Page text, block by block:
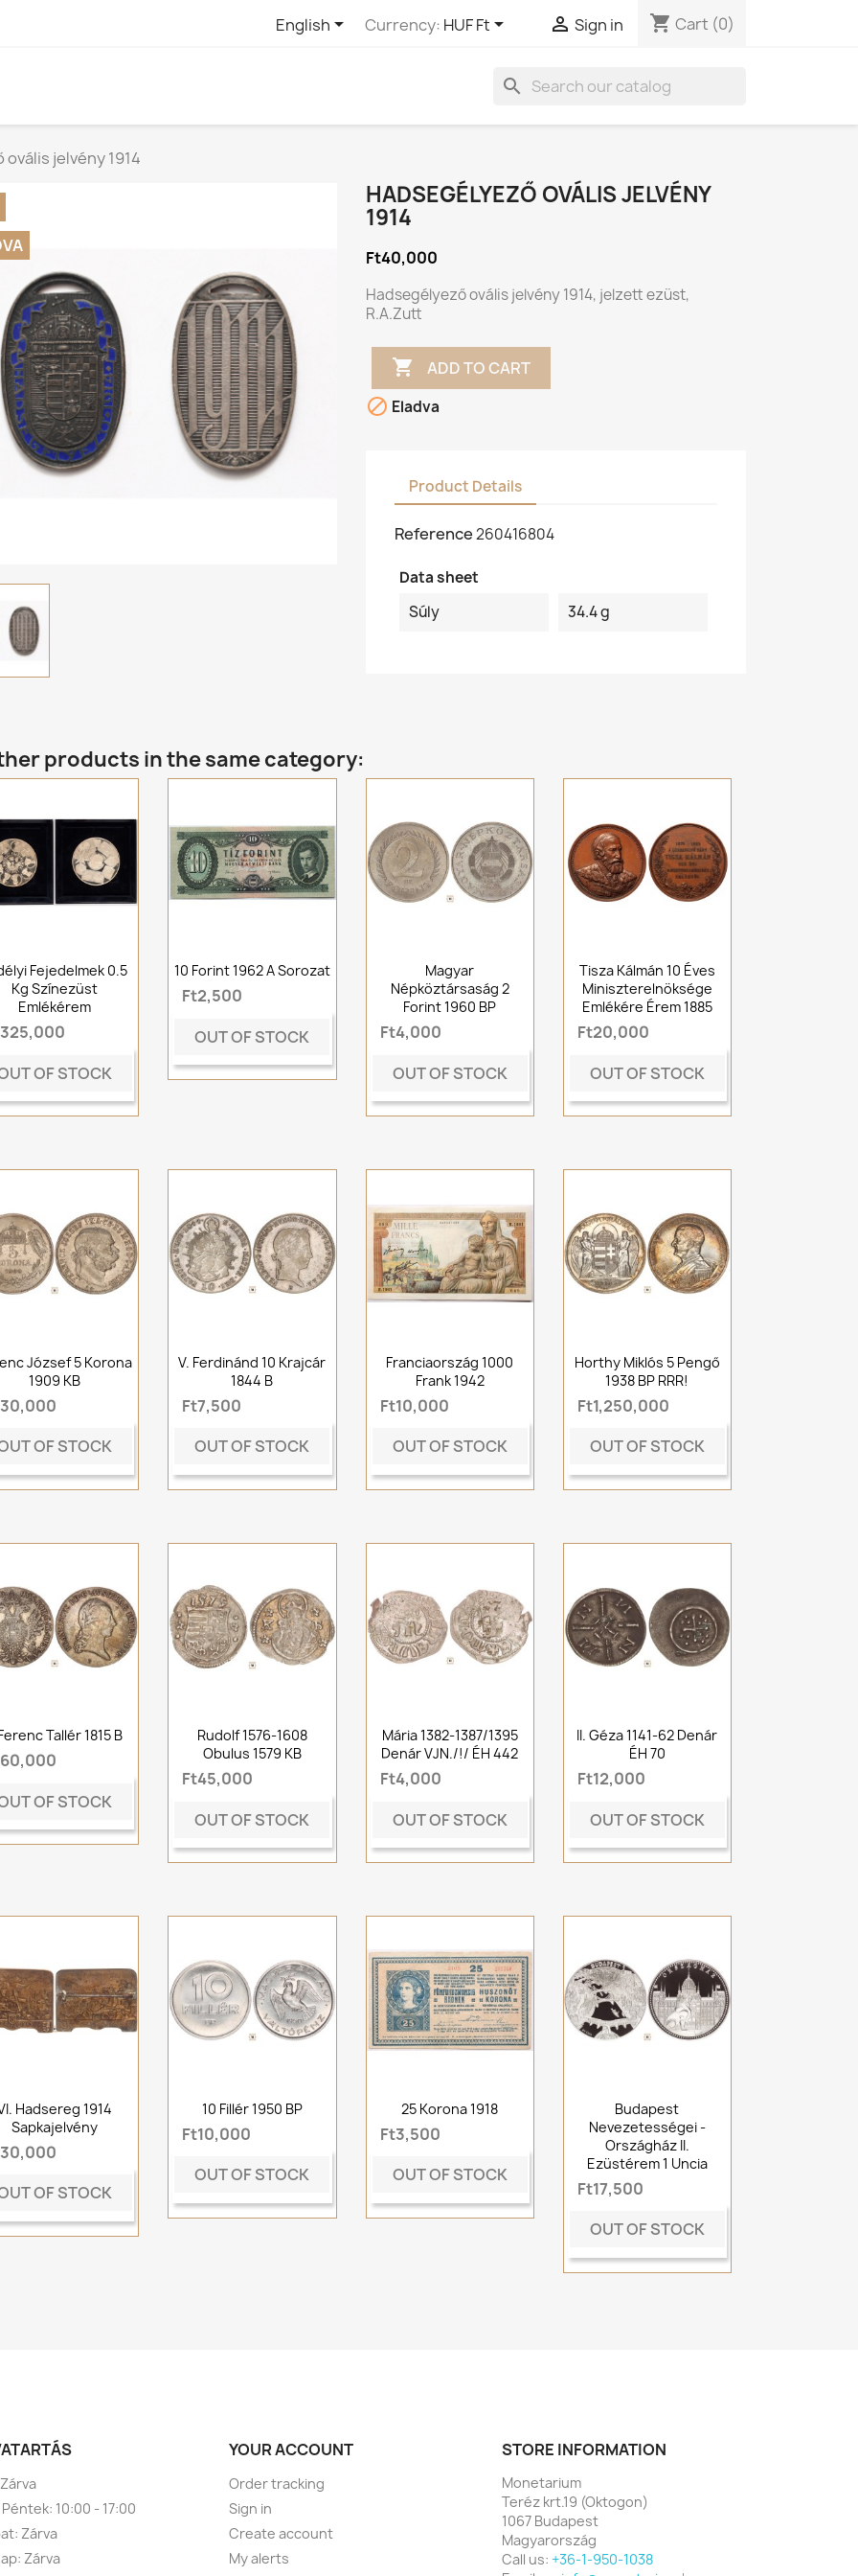
English Currency: HUF Ft  Sign in shopping_cart Cart (0)
search
jelvény 1914
HADSEGÉLYEZŐ OVÁLIS JELVÉNY
1914
Ft40,000
Hadsegélyező ovális jelvény 1914, jelzett ezüst,
R.A.Zutt
 ADD TO CART
 Eladva
Product Details
Reference260416804
Data sheet
Súly
34.4 g
products in the same category:
Fejedelmek 0.5
Kg Színezüst
Emlékérem
OF STOCK
10 Forint 1962 A Sorozat
Ft2,500
OUT OF STOCK
Magyar
Népköztársaság 2
Forint 1960 BP
Ft4,000
OUT OF STOCK
Tisza Kálmán 10 Éves
Miniszterelnöksége
Emlékére Érem 1885
Ft20,000
OUT OF STOCK
József 5 Korona
1909 KB
OF STOCK
V. Ferdinánd 10 Krajcár
1844 B
Ft7,500
OUT OF STOCK
Franciaország 1000
Frank 1942
Ft10,000
OUT OF STOCK
Horthy Miklós 5 Pengő
1938 BP RRR!
Ft1,250,000
OUT OF STOCK
Tallér 1815 B
OF STOCK
Rudolf 1576-1608
Obulus 1579 KB
Ft45,000
OUT OF STOCK
Mária 1382-1387/1395
Denár VJN./!/ ÉH 442
Ft4,000
OUT OF STOCK
II. Géza 1141-62 Denár
ÉH 70
Ft12,000
OUT OF STOCK
Hadsereg 1914
Sapkajelvény
OF STOCK
10 Fillér 1950 BP
Ft10,000
OUT OF STOCK
25 Korona 1918
Ft3,500
OUT OF STOCK
Budapest
Nevezetességei -
Országház II.
Ezüstérem 1 Uncia
Ft17,500
OUT OF STOCK
10:00 - 17:00
Zárva
Zárva
YOUR ACCOUNT
Order tracking
Sign in
Create account
My alerts
STORE INFORMATION
Monetarium
Teréz krt.19 (Oktogon)
1067 Budapest
Magyarország
Call us: +36-1-950-1038